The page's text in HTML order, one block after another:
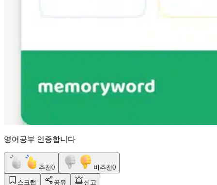
영어공부 인증합니다
추천0 비추천0
스크랩 공유
신고